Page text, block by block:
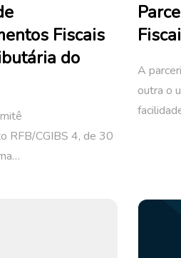
Fiscais
do
RFB/CGIBS 4, de 30
A
outra o